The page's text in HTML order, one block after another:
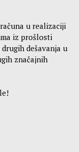
u realizaciji
iz prošlosti
dešavanja u
značajnih